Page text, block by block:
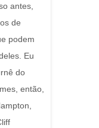
antes,
de
podem
Eu
do
então,